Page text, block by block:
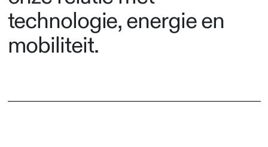
technologie, energie en
mobiliteit.